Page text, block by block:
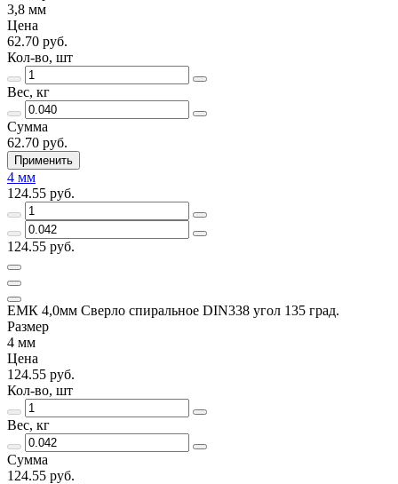
3,8 мм
Цена
62.70 руб.
Кол-во, шт
Вес, кг
Сумма
62.70 руб.
Применить
4 мм
124.55 руб.
124.55 руб.
ЕМК 4,0мм Сверло спиральное DIN338 угол 135 град.
Размер
4 мм
Цена
124.55 руб.
Кол-во, шт
Вес, кг
Сумма
124.55 руб.